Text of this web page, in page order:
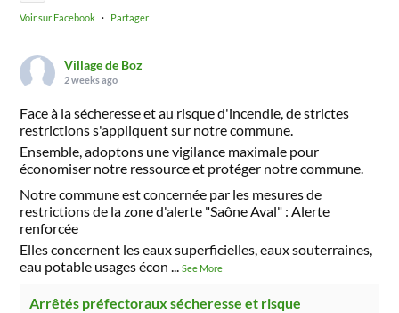
Voir sur Facebook · Partager
Village de Boz
2 weeks ago
Face à la sécheresse et au risque d'incendie, de strictes
restrictions s'appliquent sur notre commune.
Ensemble, adoptons une vigilance maximale pour
économiser notre ressource et protéger notre commune.
Notre commune est concernée par les mesures de
restrictions de la zone d'alerte "Saône Aval" : Alerte
renforcée
Elles concernent les eaux superficielles, eaux souterraines,
eau potable usages écon ...See More
Arrêtés préfectoraux sécheresse et risque